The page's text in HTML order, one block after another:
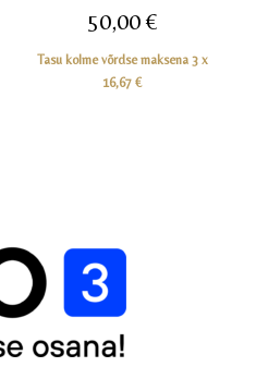
50,00 €
Tasu kolme võrdse maksena 3 x
16,67€